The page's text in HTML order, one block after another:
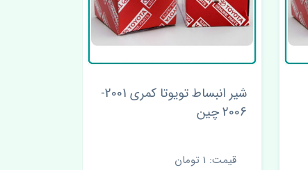
شیر انبساط تویوتا کمری 2001-
2006 چین
قیمت: 1 تومان